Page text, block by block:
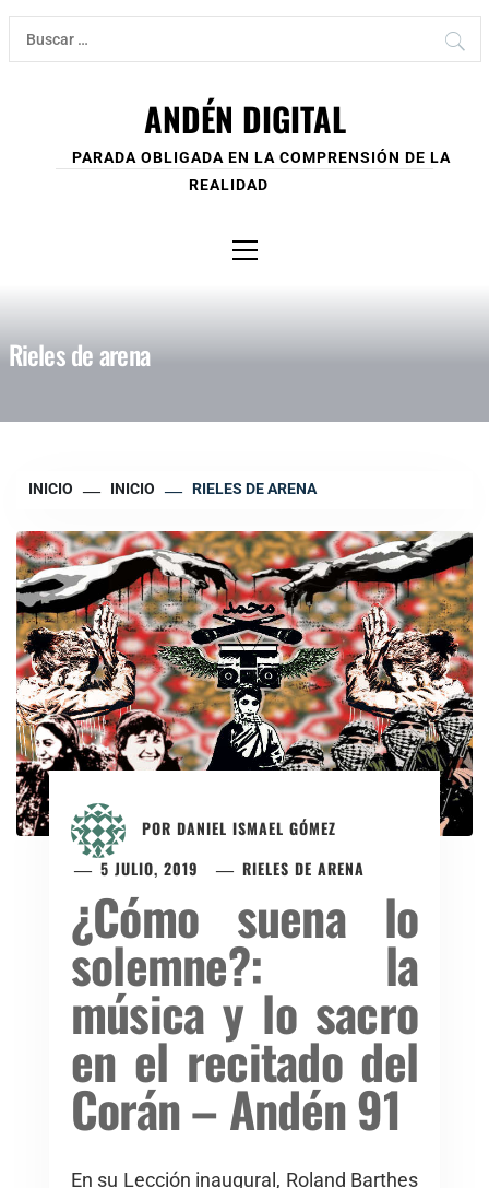
Ir
contenido
Buscar:
ANDÉN DIGITAL
PARADA OBLIGADA EN LA COMPRENSIÓN DE LA
REALIDAD
principal
Rieles de arena
INICIO INICIO RIELES DE ARENA
POR DANIEL ISMAEL GÓMEZ
5 JULIO, 2019
RIELES DE ARENA
¿Cómo suena lo
solemne?: la
música y lo sacro
en el recitado del
Corán – Andén 91
En su Lección inaugural, Roland Barthes